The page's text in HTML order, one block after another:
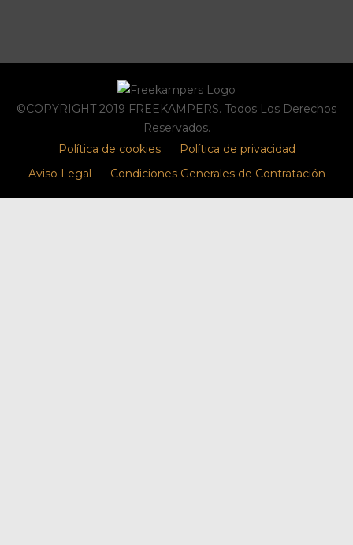
©COPYRIGHT 2019 FREEKAMPERS. Todos Los Derechos
Reservados.
Política de cookies
Política de privacidad
Aviso Legal
Condiciones Generales de Contratación